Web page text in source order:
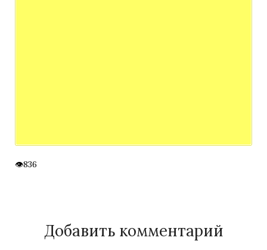
836
Добавить комментарий